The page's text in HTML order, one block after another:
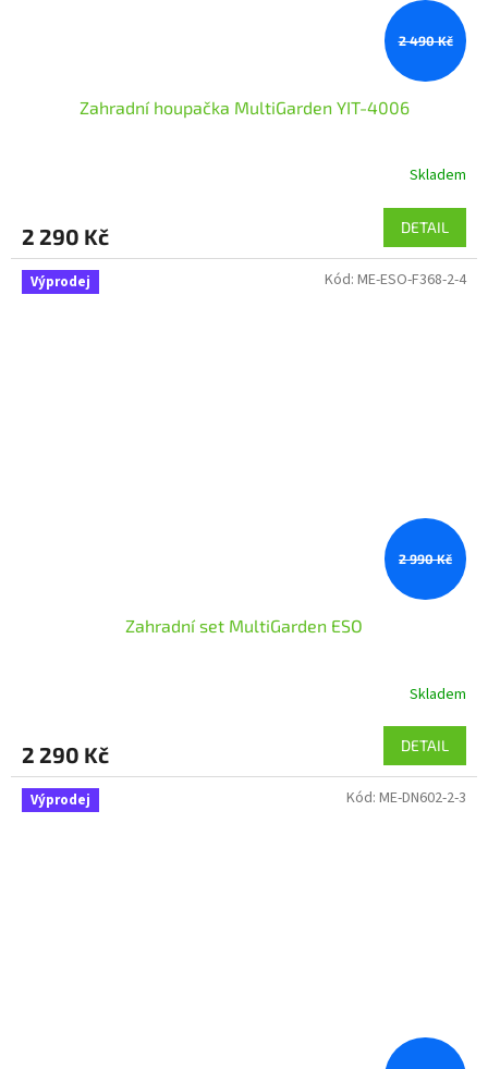
2 490 Kč
Zahradní houpačka MultiGarden YIT-4006
Skladem
2 290 Kč DETAIL
Výprodej
2 990 Kč
Zahradní set MultiGarden ESO
Skladem
2 290 Kč DETAIL
Kód: ME-ESO-F368-2-4
Výprodej Kód: ME-DN602-2-3